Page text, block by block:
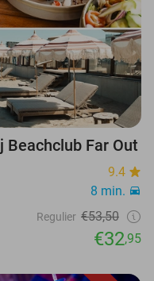
Far Out
9.4
8 min.
Regulier €53,50
€32,95